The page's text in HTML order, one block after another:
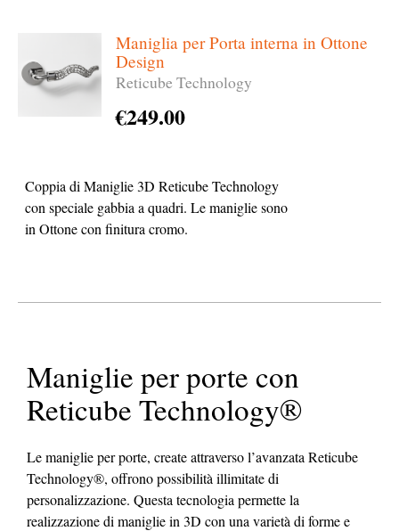
Maniglia per Porta interna in Ottone
Design
Reticube Technology
€249.00
Coppia di Maniglie 3D Reticube Technology
con speciale gabbia a quadri. Le maniglie sono
in Ottone con finitura cromo.
Maniglie per porte con
Reticube Technology®
Le maniglie per porte, create attraverso l’avanzata Reticube
Technology®, offrono possibilità illimitate di
personalizzazione. Questa tecnologia permette la
realizzazione di maniglie in 3D con una varietà di forme e